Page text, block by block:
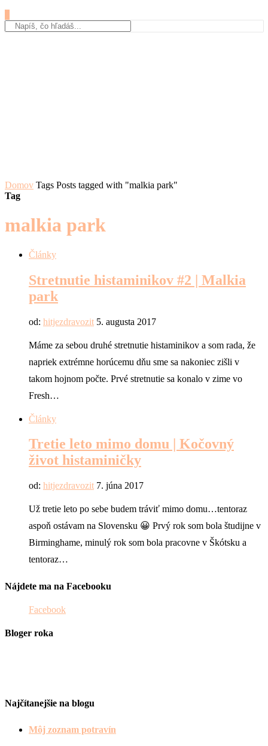
Domov Tags Posts tagged with "malkia park"
Tag
malkia park
Články
Stretnutie histaminikov #2 | Malkia
park
od: hitjezdravozit 5. augusta 2017
Máme za sebou druhé stretnutie histaminikov a som rada, že
napriek extrémne horúcemu dňu sme sa nakoniec zišli v
takom hojnom počte. Prvé stretnutie sa konalo v zime vo
Fresh…
Články
Tretie leto mimo domu | Kočovný
život histaminičky
od: hitjezdravozit 7. júna 2017
Už tretie leto po sebe budem tráviť mimo domu…tentoraz
aspoň ostávam na Slovensku 😀 Prvý rok som bola študijne v
Birminghame, minulý rok som bola pracovne v Škótsku a
tentoraz…
Nájdete ma na Facebooku
Facebook
Bloger roka
Najčítanejšie na blogu
Môj zoznam potravín